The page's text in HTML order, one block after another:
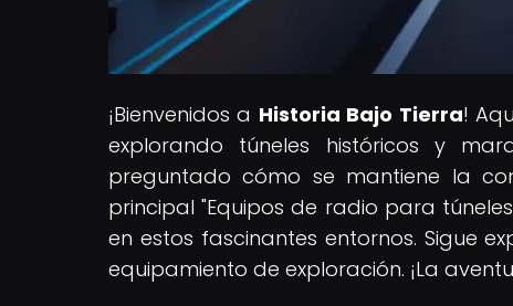
¡Bienvenidos a Historia Bajo Tierra!
explorando túneles históricos y
preguntado cómo se mantiene la
principal "Equipos de radio para
en estos fascinantes entornos. Sigue
equipamiento de exploración. ¡La